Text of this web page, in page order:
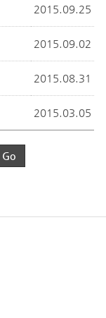
2015.09.25
2015.09.02
2015.08.31
2015.03.05